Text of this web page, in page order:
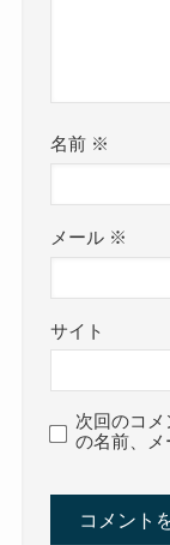
名前 ※
メール ※
サイト
次回のコ
の名前、メ